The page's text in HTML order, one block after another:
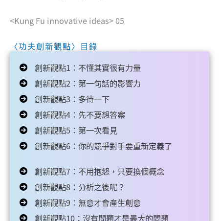
<Kung Fu innovative ideas> 05
〈功夫創新觀點〉目錄
創新觀點1：不懂其實很有力量
創新觀點2：第一句話的影響力
創新觀點3：多待一下
創新觀點4：先不要想答案
創新觀點5：第一次看見
創新觀點6：你的競爭對手要重新定義了
創新觀點7：不用抱怨，只要換個概念
創新觀點8：分析之後呢？
創新觀點9：無意才會產生創意
創新觀點10：沒有問題才是最大的問題